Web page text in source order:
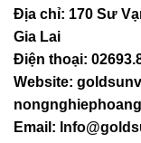
Địa chỉ: 170 Sư
Gia Lai
Điện thoại:
Website:
Email: